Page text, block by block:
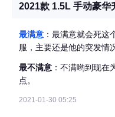
2021款 1.5L 手动豪华
最满意 ：最满意就会死
服，主要还是他的突发情
最不满意 ：不满哟到现
点。
2021-01-30 05:25